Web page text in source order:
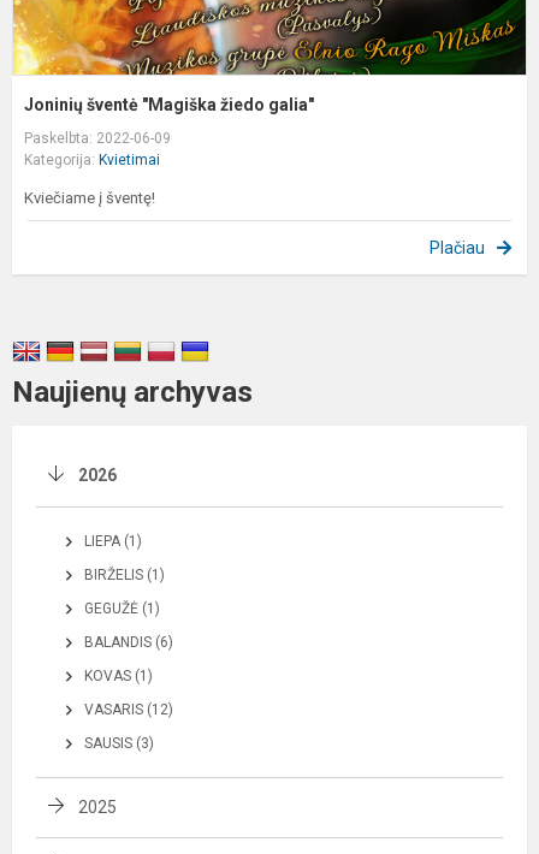
Joninių šventė "Magiška žiedo galia"
Paskelbta: 2022-06-09
Kategorija: Kvietimai
Kviečiame į šventę!
Plačiau
Naujienų archyvas
2026
LIEPA (1)
BIRŽELIS (1)
GEGUŽĖ (1)
BALANDIS (6)
KOVAS (1)
VASARIS (12)
SAUSIS (3)
2025